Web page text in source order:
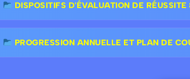
DISPOSITIFS D'ÉVALUATION DE
PROGRESSION ANNUELLE ET PLAN DE